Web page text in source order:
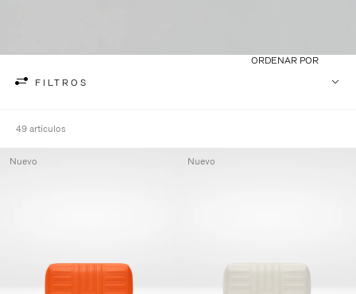
FILTROS
ORDENAR POR
49 artículos
Nuevo Nuevo